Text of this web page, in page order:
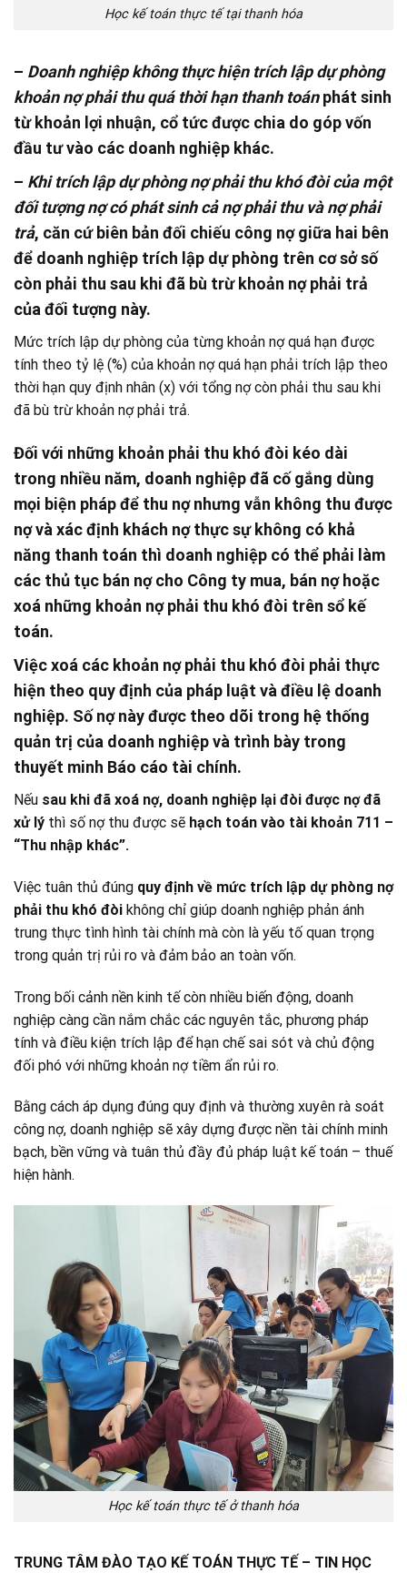
Học kế toán thực tế tại thanh hóa
– Doanh nghiệp không thực hiện trích lập dự phòng
khoản nợ phải thu quá thời hạn thanh toánphát sinh
từ khoản lợi nhuận, cổ tức được chia do góp vốn
đầu tư vào các doanh nghiệp khác.
– Khi trích lập dự phòng nợ phải thu khó đòi của một
đối tượng nợ có phát sinh cả nợ phải thu và nợ phải
trả, căn cứ biên bản đối chiếu công nợ giữa hai bên
để doanh nghiệp trích lập dự phòng trên cơ sở số
còn phải thu sau khi đã bù trừ khoản nợ phải trả
của đối tượng này.
Mức trích lập dự phòng của từng khoản nợ quá hạn được
tính theo tỷ lệ (%) của khoản nợ quá hạn phải trích lập theo
thời hạn quy định nhân (x) với tổng nợ còn phải thu sau khi
đã bù trừ khoản nợ phải trả.
Đối với những khoản phải thu khó đòi kéo dài
trong nhiều năm, doanh nghiệp đã cố gắng dùng
mọi biện pháp để thu nợ nhưng vẫn không thu được
nợ và xác định khách nợ thực sự không có khả
năng thanh toán thì doanh nghiệp có thể phải làm
các thủ tục bán nợ cho Công ty mua, bán nợ hoặc
xoá những khoản nợ phải thu khó đòi trên sổ kế
toán.
Việc xoá các khoản nợ phải thu khó đòi phải thực
hiện theo quy định của pháp luật và điều lệ doanh
nghiệp. Số nợ này được theo dõi trong hệ thống
quản trị của doanh nghiệp và trình bày trong
thuyết minh Báo cáo tài chính.
Nếu sau khi đã xoá nợ, doanh nghiệp lại đòi được nợ đã
xử lý thì số nợ thu được sẽ hạch toán vào tài khoản 711 –
“Thu nhập khác”.
Việc tuân thủ đúng quy định về mức trích lập dự phòng nợ
phải thu khó đòi không chỉ giúp doanh nghiệp phản ánh
trung thực tình hình tài chính mà còn là yếu tố quan trọng
trong quản trị rủi ro và đảm bảo an toàn vốn.
Trong bối cảnh nền kinh tế còn nhiều biến động, doanh
nghiệp càng cần nắm chắc các nguyên tắc, phương pháp
tính và điều kiện trích lập để hạn chế sai sót và chủ động
đối phó với những khoản nợ tiềm ẩn rủi ro.
Bằng cách áp dụng đúng quy định và thường xuyên rà soát
công nợ, doanh nghiệp sẽ xây dựng được nền tài chính minh
bạch, bền vững và tuân thủ đầy đủ pháp luật kế toán – thuế
hiện hành.
Học kế toán thực tế ở thanh hóa
TRUNG TÂM ĐÀO TẠO KẾ TOÁN THỰC TẾ – TIN HỌC